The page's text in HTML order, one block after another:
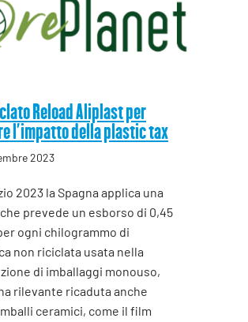
Reload Aliplast per
l’impatto della plastic tax
2023
2023 la Spagna applica una
prevede un esborso di 0,45
ogni chilogrammo di
non riciclata usata nella
di imballaggi monouso,
rilevante ricaduta anche
ceramici, come il film